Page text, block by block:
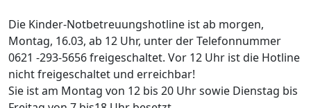
Die Kinder-Notbetreuungshotline ist ab morgen,
Montag, 16.03, ab 12 Uhr, unter der Telefonnummer
0621 -293-5656 freigeschaltet. Vor 12 Uhr ist die Hotline
nicht freigeschaltet und erreichbar!
Sie ist am Montag von 12 bis 20 Uhr sowie Dienstag bis